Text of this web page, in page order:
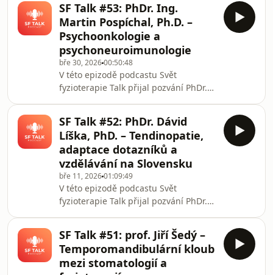
povídali o poruchách chůze a stability,
jejich diagnostice, terapii i širších
souvislostech klinické praxe. S
moderátory Tomášem a Jirkou
rozebírají mimo jiné i vznik unikátní
české knihy "Poruchy chůze a
stability", která vznikala více než
deset let a prop
SF Talk #53: PhDr. Ing.
Martin Pospíchal, Ph.D. –
Psychoonkologie a
psychoneuroimunologie
bře 30, 202600:50:48
V této epizodě podcastu Svět
fyzioterapie Talk přijal pozvání PhDr.
která přesahují běžné biomechanické
uvažování a otevírají širší
biopsychosociální pohled na zdraví i
léčbu. S moderátory Tomášem a Jirkou
rozebírá oblast psychoonkologie,
psychoneuroimunologie, význam
komunikace s pacientem i roli pohybu
a mindfulness technik a p
SF Talk #52: PhDr. Dávid
Líška, PhD. – Tendinopatie,
adaptace dotazníků a
vzdělávání na Slovensku
bře 11, 202601:09:49
V této epizodě podcastu Svět
fyzioterapie Talk přijal pozvání PhDr.
povídali o celé řadě témat z klinické i
akademické praxe. S moderátorem
Tomášem Nedomou otevírá aktuální
pohled na fyzioterapii v kontextu
SF Talk #51: prof. Jiří Šedý –
Temporomandibulární kloub
mezi stomatologií a